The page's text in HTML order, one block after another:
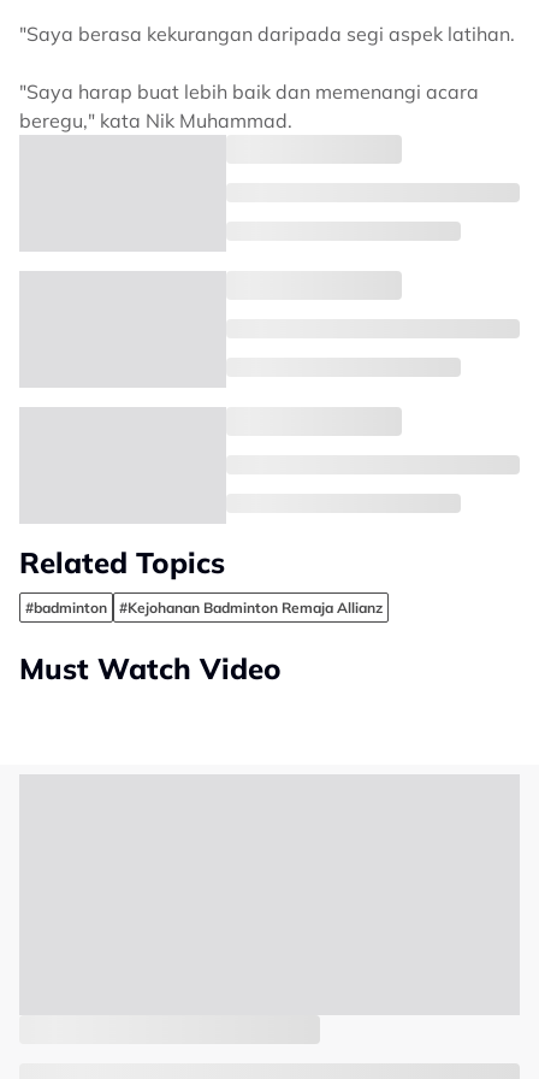
"Saya berasa kekurangan daripada segi aspek latihan.
"Saya harap buat lebih baik dan memenangi acara
beregu," kata Nik Muhammad.
Related Topics
#badminton #Kejohanan Badminton Remaja Allianz
Must Watch Video